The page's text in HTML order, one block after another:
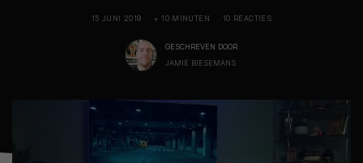
15 JUNI 2019 + 10 MINUTEN 10 REACTIES
GESCHREVEN DOOR
JAMIE BIESEMANS